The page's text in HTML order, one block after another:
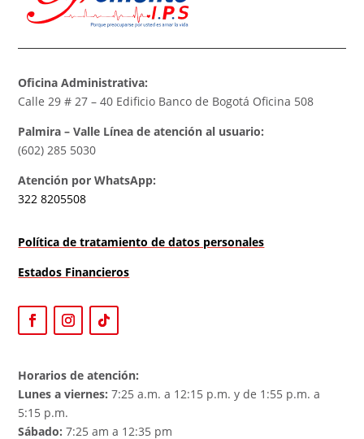
Oficina Administrativa:
Calle 29 # 27 – 40 Edificio Banco de Bogotá Oficina 508
Palmira – Valle Línea de atención al usuario:
(602) 285 5030
Atención por WhatsApp:
322 8205508
Política de tratamiento de datos personales
Estados Financieros
Horarios de atención:
Lunes a viernes: 7:25 a.m. a 12:15 p.m. y de 1:55 p.m. a
5:15 p.m.
Sábado: 7:25 am a 12:35 pm